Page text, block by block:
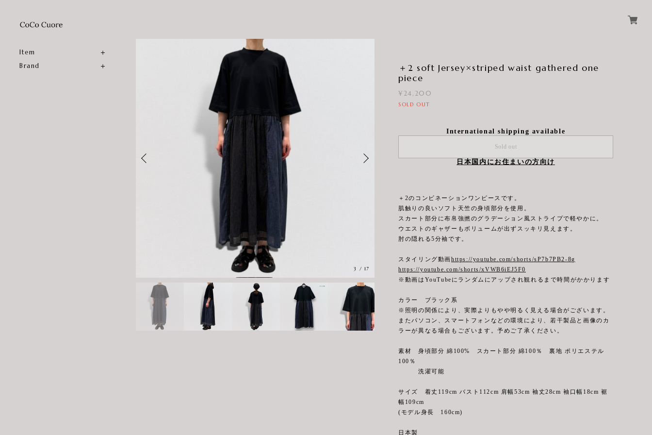
Item
Brand
3 / 17
＋2 soft Jersey×striped waist gathered one
piece
¥24,200
SOLD OUT
International shipping available
Sold out
日本国内にお住まいの方向け
＋2のコンビネーションワンピースです。
肌触りの良いソフト天竺の身頃部分を使用。
スカート部分に布帛強撚のグラデーション風ストライプで軽やかに。
ウエストのギャザーもボリュームが出ずスッキリ見えます。
肘の隠れる5分袖です。
スタイリング動画https://youtube.com/shorts/sP7b7PB2-8g
https://youtube.com/shorts/xVWB6iEJ5F0
※動画はYouTubeにランダムにアップされ観れるまで時間がかかります
カラー ブラック系
※照明の関係により、実際よりもやや明るく見える場合がございます。
またパソコン、スマートフォンなどの環境により、若干製品と画像のカ
ラーが異なる場合もございます。予めご了承ください。
素材 身頃部分 綿100% スカート部分 綿100％ 裏地 ポリエステル
100％
洗濯可能
サイズ 着丈119cm バスト112cm 肩幅53cm 袖丈28cm 袖口幅18cm 裾
幅109cm
(モデル身長 160cm)
日本製